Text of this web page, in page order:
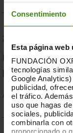
Consentimiento
Esta página web
FUNDACIÓN
tecnologías
Google
publicidad,
el tráfico.
uso que hagas
sociales,
combinarla con
proporcionado o
23.07.2019
Compromesos o
la crisi per
Acció Humanitària-